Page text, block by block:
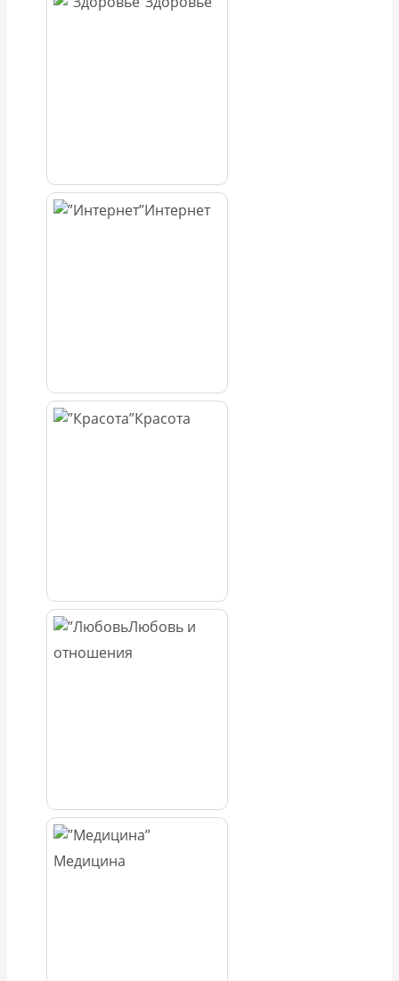
Интернет
Красота
Любовь и
отношения
Медицина